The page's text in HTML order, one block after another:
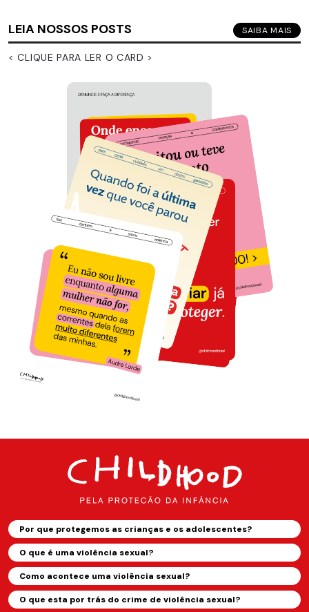
LEIA NOSSOS POSTS SAIBA MAIS
< CLIQUE PARA LER O CARD >
Por que protegemos as crianças e os adolescentes?
O que é uma violência sexual?
Como acontece uma violência sexual?
O que esta por trás do crime de violência sexual?